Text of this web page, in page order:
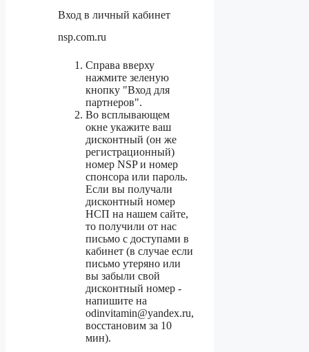
Вход в личный кабинет
nsp.com.ru
Справа вверху
нажмите зеленую
кнопку "Вход для
партнеров".
Во всплывающем
окне укажите ваш
дисконтный (он же
регистрационный)
номер NSP и номер
спонсора или пароль.
Если вы получали
дисконтный номер
НСП на нашем сайте,
то получили от нас
письмо с доступами в
кабинет (в случае если
письмо утеряно или
вы забыли свой
дисконтный номер -
напишите на
odinvitamin@yandex.ru,
восстановим за 10
мин).